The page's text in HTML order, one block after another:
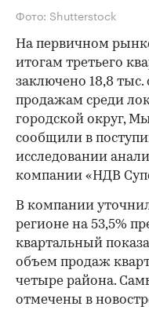
Фото: Shutterstock
На первичном
итогам третьего
заключено 18,8
продажам среди
городской округ,
сообщили в
исследовании
компании «НДВ
В компании
регионе на 53,5%
квартальный
объем продаж
четыре района.
отмечены в